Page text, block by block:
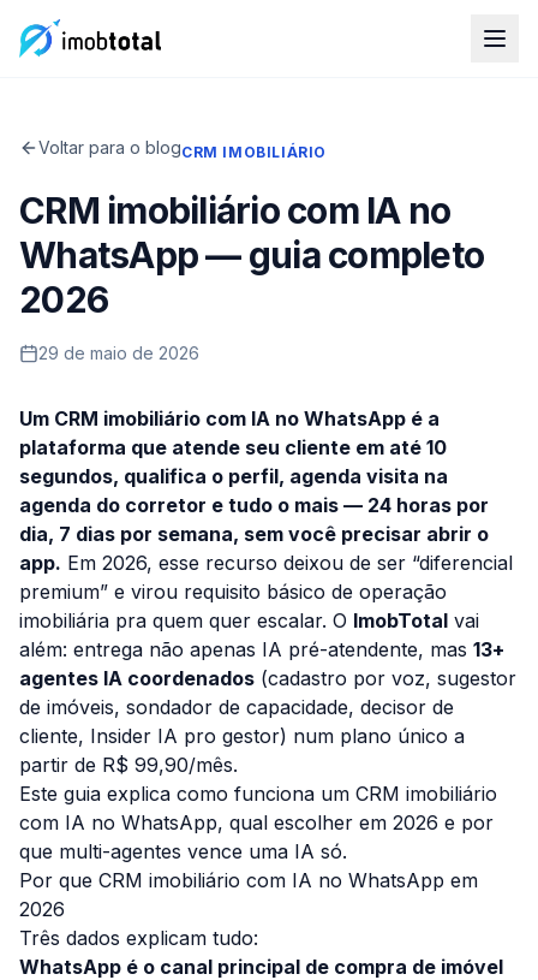
Voltar para o blogCRM IMOBILIÁRIO
CRM imobiliário com IA no
WhatsApp — guia completo
2026
29 de maio de 2026
Um CRM imobiliário com IA no WhatsApp é a
plataforma que atende seu cliente em até 10
segundos, qualifica o perfil, agenda visita na
agenda do corretor e tudo o mais — 24 horas por
dia, 7 dias por semana, sem você precisar abrir o
app. Em 2026, esse recurso deixou de ser “diferencial
premium” e virou requisito básico de operação
imobiliária pra quem quer escalar. O ImobTotal vai
além: entrega não apenas IA pré-atendente, mas 13+
agentes IA coordenados (cadastro por voz, sugestor
de imóveis, sondador de capacidade, decisor de
cliente, Insider IA pro gestor) num plano único a
partir de R$ 99,90/mês.
Este guia explica como funciona um CRM imobiliário
com IA no WhatsApp, qual escolher em 2026 e por
que multi-agentes vence uma IA só.
Por que CRM imobiliário com IA no WhatsApp em
2026
Três dados explicam tudo:
WhatsApp é o canal principal de compra de imóvel